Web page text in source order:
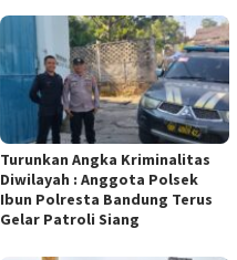
Turunkan Angka Kriminalitas
Diwilayah : Anggota Polsek
Ibun Polresta Bandung Terus
Gelar Patroli Siang